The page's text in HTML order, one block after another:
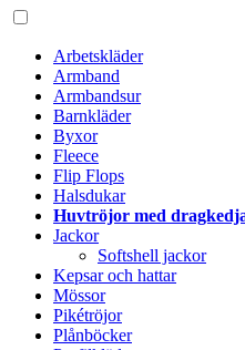
Arbetskläder
Armband
Armbandsur
Barnkläder
Byxor
Fleece
Flip Flops
Halsdukar
Huvtröjor med
Jackor
Softshell jackor
Kepsar och hattar
Mössor
Pikétröjor
Plånböcker